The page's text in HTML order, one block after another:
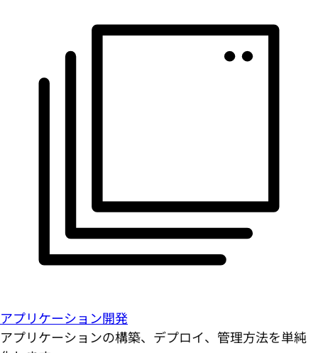
アプリケーション開発
アプリケーションの構築、デプロイ、管理方法を単純